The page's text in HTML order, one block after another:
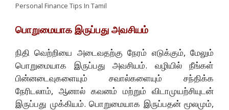
Personal Finance Tips In Tamil
பொறுமையாக இருப்பது அவசியம்
நிதி வெற்றியை அடைவதற்கு நேரம் எடுக்கும், மேலும்
பொறுமையாக இருப்பது அவசியம். வழியில் நீங்கள்
பின்னடைவுகளையும் சவால்களையும் சந்திக்க
நேரிடலாம், ஆனால் கவனம் மற்றும் விடாமுயற்சியுடன்
இருப்பது முக்கியம். பொறுமையாக இருப்பதன் மூலமும்,